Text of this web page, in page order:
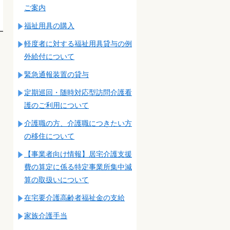
ご案内
福祉用具の購入
軽度者に対する福祉用具貸与の例
外給付について
緊急通報装置の貸与
定期巡回・随時対応型訪問介護看
護のご利用について
介護職の方、介護職につきたい方
の移住について
【事業者向け情報】居宅介護支援
費の算定に係る特定事業所集中減
算の取扱いについて
在宅要介護高齢者福祉金の支給
家族介護手当